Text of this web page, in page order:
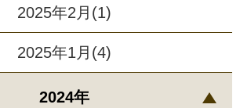
2025年2月(1)
2025年1月(4)
2024年